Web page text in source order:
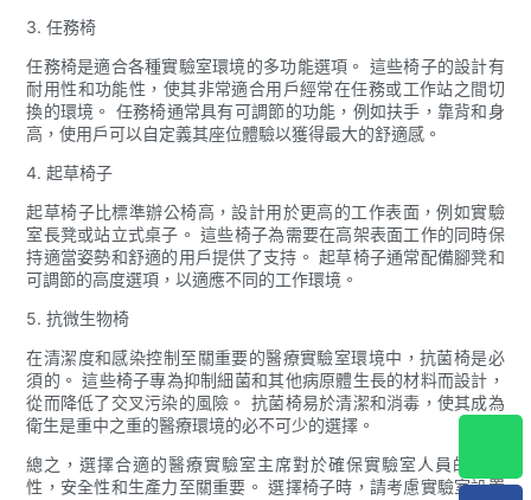
3. 任務椅
任務椅是適合各種實驗室環境的多功能選項。 這些椅子的設計有
耐用性和功能性，使其非常適合用戶經常在任務或工作站之間切
換的環境。 任務椅通常具有可調節的功能，例如扶手，靠背和身
高，使用戶可以自定義其座位體驗以獲得最大的舒適感。
4. 起草椅子
起草椅子比標準辦公椅高，設計用於更高的工作表面，例如實驗
室長凳或站立式桌子。 這些椅子為需要在高架表面工作的同時保
持適當姿勢和舒適的用戶提供了支持。 起草椅子通常配備腳凳和
可調節的高度選項，以適應不同的工作環境。
5. 抗微生物椅
在清潔度和感染控制至關重要的醫療實驗室環境中，抗菌椅是必
須的。 這些椅子專為抑制細菌和其他病原體生長的材料而設計，
從而降低了交叉污染的風險。 抗菌椅易於清潔和消毒，使其成為
衛生是重中之重的醫療環境的必不可少的選擇。
總之，選擇合適的醫療實驗室主席對於確保實驗室人員的舒適
性，安全性和生產力至關重要。 選擇椅子時，請考慮實驗室設置